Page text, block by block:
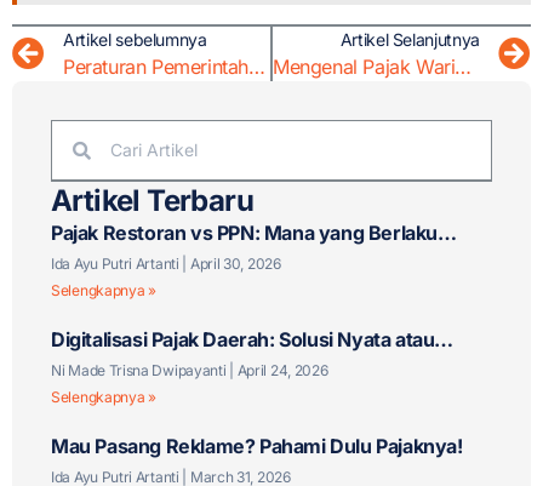
Artikel sebelumnya
Peraturan Pemerintah Mengenai Bea Meterai
Artikel Selanjutnya
Mengenal Pajak Warisan : Kewajiban Pajak dan Tugas Pewaris
Artikel Terbaru
Pajak Restoran vs PPN: Mana yang Berlaku
untuk Bisnis F&B Anda?
Ida Ayu Putri Artanti
April 30, 2026
Selengkapnya »
Digitalisasi Pajak Daerah: Solusi Nyata atau
Tantangan Baru?
Ni Made Trisna Dwipayanti
April 24, 2026
Selengkapnya »
Mau Pasang Reklame? Pahami Dulu Pajaknya!
Ida Ayu Putri Artanti
March 31, 2026